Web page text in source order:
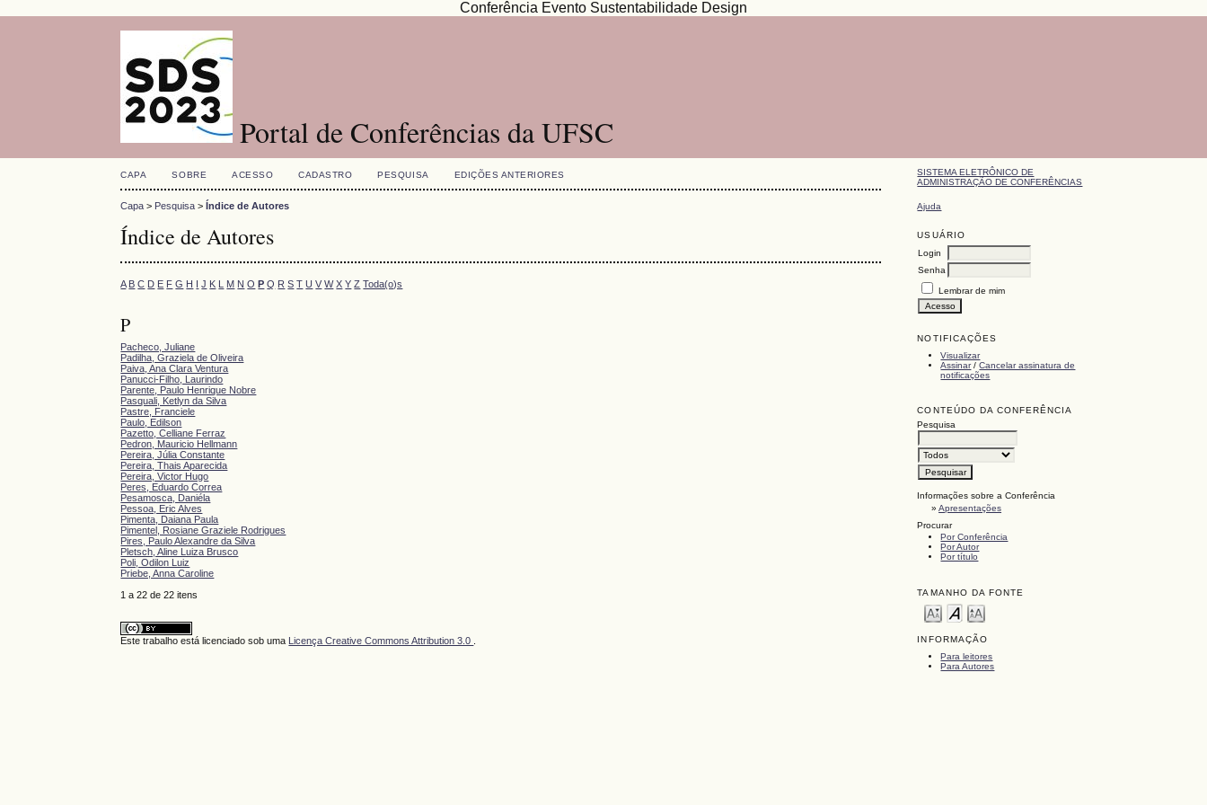
Conferência Evento Sustentabilidade Design
Portal de Conferências da UFSC
SISTEMA ELETRÔNICO DE
ADMINISTRAÇÃO DE CONFERÊNCIAS
Ajuda
USUÁRIO
Login
Senha
Lembrar de mim
NOTIFICAÇÕES
Visualizar
Assinar/Cancelar assinatura de
notificações
CONTEÚDO DA CONFERÊNCIA
Pesquisa
Informações sobre a Conferência
»Apresentações
Procurar
Por Conferência
Por Autor
Por título
TAMANHO DA FONTE
INFORMAÇÃO
Para leitores
Para Autores
CAPA SOBRE ACESSO CADASTRO PESQUISA EDIÇÕES ANTERIORES
Capa > Pesquisa >Índice de Autores
Índice de Autores
A B C D E F G H I J K L M N O P Q R S T U V W X Y Z Toda(o)s
P
Pacheco, Juliane
Padilha, Graziela de Oliveira
Paiva, Ana Clara Ventura
Panucci-Filho, Laurindo
Parente, Paulo Henrique Nobre
Pasquali, Ketlyn da Silva
Pastre, Franciele
Paulo, Edilson
Pazetto, Celliane Ferraz
Pedron, Mauricio Hellmann
Pereira, Júlia Constante
Pereira, Thais Aparecida
Pereira, Victor Hugo
Peres, Eduardo Correa
Pesamosca, Daniéla
Pessoa, Eric Alves
Pimenta, Daiana Paula
Pimentel, Rosiane Graziele Rodrigues
Pires, Paulo Alexandre da Silva
Pletsch, Aline Luiza Brusco
Poli, Odilon Luiz
Priebe, Anna Caroline
1 a 22 de 22 itens
Este trabalho está licenciado sob uma Licença Creative Commons Attribution 3.0